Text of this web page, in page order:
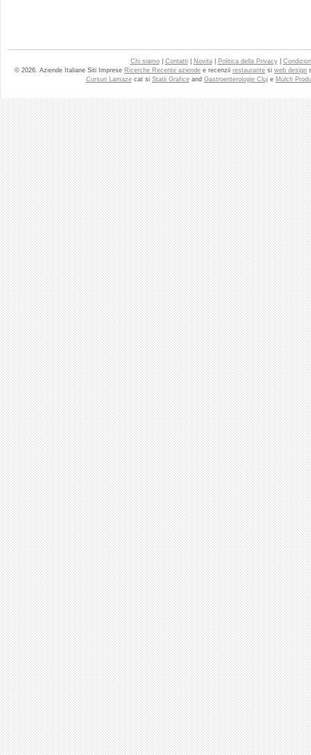
Chi siamo| Contatti| Novita| Politica della Privacy|
© 2026. Aziende Italiane Siti Imprese Ricerche Recente aziende e recenzii restaurante si web design
Cursuri Lamazecat si Statii Graficeand Gastroenterologie Cluje Mulch